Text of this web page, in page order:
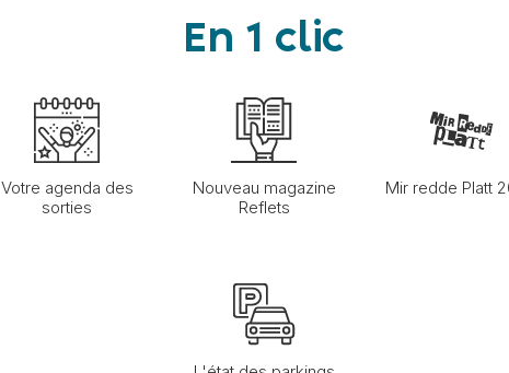
En 1 clic
Votre agenda des
sorties
Nouveau magazine
Reflets
Mir redde Platt